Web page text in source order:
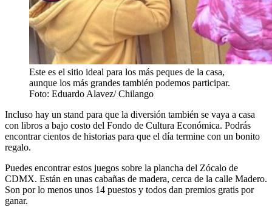
Este es el sitio ideal para los más peques de la casa,
aunque los más grandes también podemos participar.
Foto: Eduardo Alavez/ Chilango
Incluso hay un stand para que la diversión también se vaya a casa
con libros a bajo costo del Fondo de Cultura Económica. Podrás
encontrar cientos de historias para que el día termine con un bonito
regalo.
Puedes encontrar estos juegos sobre la plancha del Zócalo de
CDMX. Están en unas cabañas de madera, cerca de la calle Madero.
Son por lo menos unos 14 puestos y todos dan premios gratis por
ganar.